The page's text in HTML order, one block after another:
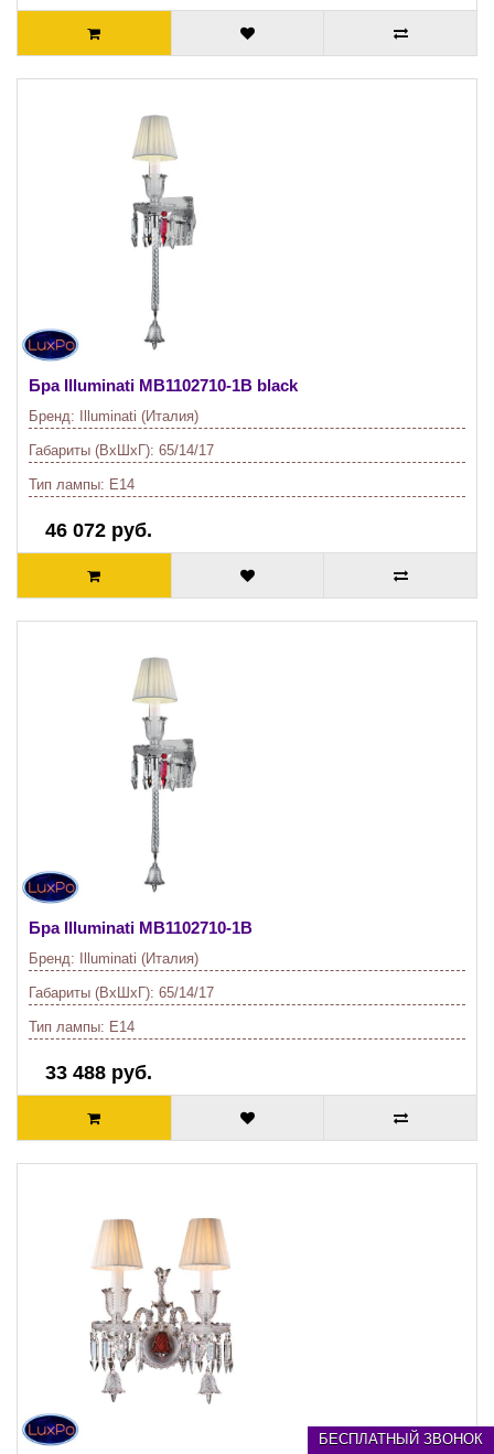
Бра Illuminati MB1102710-1B black
Бренд: Illuminati (Италия)
Габариты (ВхШхГ): 65/14/17
Тип лампы: E14
46 072 руб.
Бра Illuminati MB1102710-1B
Бренд: Illuminati (Италия)
Габариты (ВхШхГ): 65/14/17
Тип лампы: E14
33 488 руб.
БЕСПЛАТНЫЙ ЗВОНОК